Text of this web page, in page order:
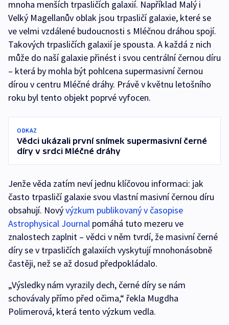
mnoha menších trpasličích galaxií. Například Malý i
Velký Magellanův oblak jsou trpasličí galaxie, které se
ve velmi vzdálené budoucnosti s Mléčnou dráhou spojí.
Takových trpasličích galaxií je spousta. A každá z nich
může do naší galaxie přinést i svou centrální černou díru
– která by mohla být pohlcena supermasivní černou
dírou v centru Mléčné dráhy. Právě v květnu letošního
roku byl tento objekt poprvé vyfocen.
ODKAZ
Vědci ukázali první snímek supermasivní černé
díry v srdci Mléčné dráhy
Jenže věda zatím neví jednu klíčovou informaci: jak
často trpasličí galaxie svou vlastní masivní černou díru
obsahují. Novývýzkum publikovaný v časopise
Astrophysical Journal pomáhá tuto mezeru ve
znalostech zaplnit – vědci v něm tvrdí, že masivní černé
díry se v trpasličích galaxiích vyskytují mnohonásobně
častěji, než se až dosud předpokládalo.
„Výsledky nám vyrazily dech, černé díry se nám
schovávaly přímo před očima,“ řekla Mugdha
Polimerová, která tento výzkum vedla.